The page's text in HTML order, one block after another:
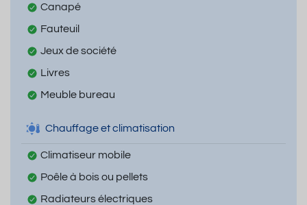
Canapé
Fauteuil
Jeux de société
Livres
Meuble bureau
Chauffage et climatisation
Climatiseur mobile
Poêle à bois ou pellets
Radiateurs électriques